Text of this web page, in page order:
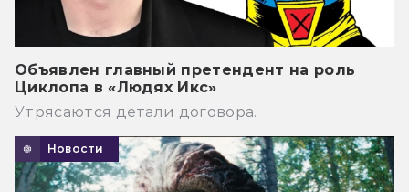
Объявлен главный претендент на роль
Циклопа в «Людях Икс»
Утрясаются детали договора.
Новости